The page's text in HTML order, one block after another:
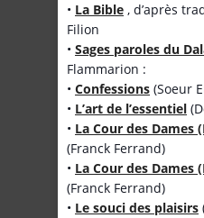
• La Bible , d’après
Filion
• Sages paroles du
Flammarion :
• Confessions (Soeur
• L’art de l’essentiel
• La Cour des Dames
(Franck Ferrand)
• La Cour des Dames
(Franck Ferrand)
• Le souci des plaisirs